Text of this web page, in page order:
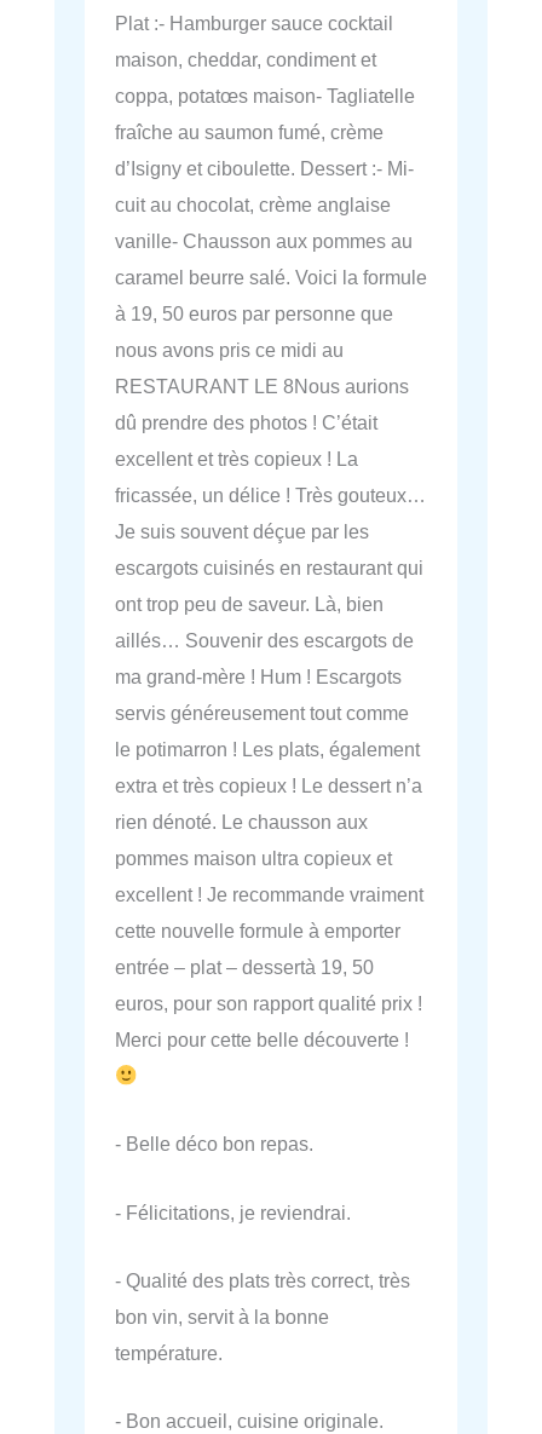
Plat :- Hamburger sauce cocktail
maison, cheddar, condiment et
coppa, potatœs maison- Tagliatelle
fraîche au saumon fumé, crème
d’Isigny et ciboulette. Dessert :- Mi-
cuit au chocolat, crème anglaise
vanille- Chausson aux pommes au
caramel beurre salé. Voici la formule
à 19, 50 euros par personne que
nous avons pris ce midi au
RESTAURANT LE 8Nous aurions
dû prendre des photos ! C’était
excellent et très copieux ! La
fricassée, un délice ! Très gouteux…
Je suis souvent déçue par les
escargots cuisinés en restaurant qui
ont trop peu de saveur. Là, bien
aillés… Souvenir des escargots de
ma grand-mère ! Hum ! Escargots
servis généreusement tout comme
le potimarron ! Les plats, également
extra et très copieux ! Le dessert n’a
rien dénoté. Le chausson aux
pommes maison ultra copieux et
excellent ! Je recommande vraiment
cette nouvelle formule à emporter
entrée – plat – dessertà 19, 50
euros, pour son rapport qualité prix !
Merci pour cette belle découverte !
- Belle déco bon repas.
- Félicitations, je reviendrai.
- Qualité des plats très correct, très
bon vin, servit à la bonne
température.
- Bon accueil, cuisine originale.